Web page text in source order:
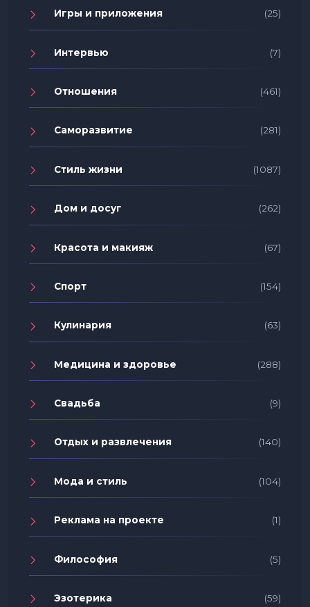
Игры и приложения (25)
Интервью (7)
Отношения (461)
Саморазвитие (281)
Стиль жизни (1087)
Дом и досуг (262)
Красота и макияж (67)
Спорт (154)
Кулинария (63)
Медицина и здоровье (288)
Свадьба (9)
Отдых и развлечения (140)
Мода и стиль (104)
Реклама на проекте (1)
Философия (5)
Эзотерика (59)